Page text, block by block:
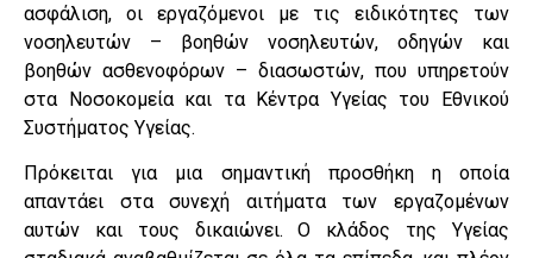
ασφάλιση, οι εργαζόμενοι με τις ειδικότητες των
νοσηλευτών – βοηθών νοσηλευτών, οδηγών και
βοηθών ασθενοφόρων – διασωστών, που υπηρετούν
στα Νοσοκομεία και τα Κέντρα Υγείας του Εθνικού
Συστήματος Υγείας.
Πρόκειται για μια σημαντική προσθήκη η οποία
απαντάει στα συνεχή αιτήματα των εργαζομένων
αυτών και τους δικαιώνει. Ο κλάδος της Υγείας